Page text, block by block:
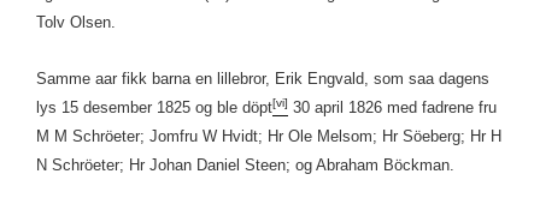
Tolv Olsen.
Samme aar fikk barna en lillebror, Erik Engvald, som saa dagens
lys 15 desember 1825 og ble döpt[vi] 30 april 1826 med fadrene fru
M M Schröeter; Jomfru W Hvidt; Hr Ole Melsom; Hr Söeberg; Hr H
N Schröeter; Hr Johan Daniel Steen; og Abraham Böckman.